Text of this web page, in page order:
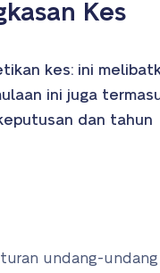
Kes
kes: ini
ini juga
dan tahun
undang-undang